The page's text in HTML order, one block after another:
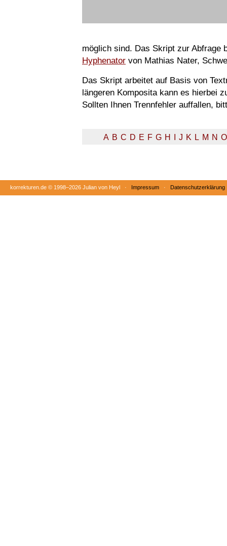
möglich sind. Das Skript zur Abfrage
Hyphenator von Mathias Nater,
Das Skript arbeitet auf Basis von
längeren Komposita kann es hierbei
Sollten Ihnen Trennfehler auffallen,
A B C D E F G H J K L M N O
korrekturen.de © 1998–2026 Julian von Heyl · Impressum · Datenschutzerklärung